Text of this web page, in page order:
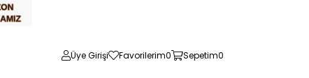
Üye Girişi Favorilerim0 Sepetim0